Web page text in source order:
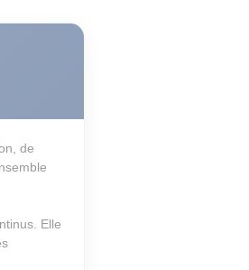
de
Elle